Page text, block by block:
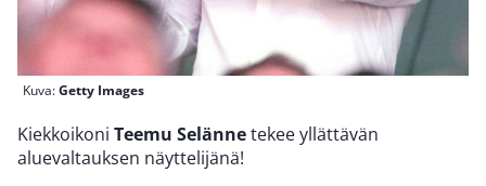
Kuva:Getty Images
Kiekkoikoni Teemu Selännetekee yllättävän
aluevaltauksen näyttelijänä!